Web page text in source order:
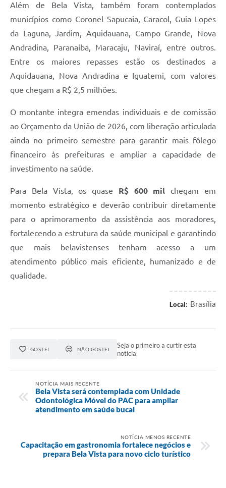
Além de Bela Vista, também foram contemplados
municípios como Coronel Sapucaia, Caracol, Guia Lopes
da Laguna, Jardim, Aquidauana, Campo Grande, Nova
Andradina, Paranaíba, Maracaju, Naviraí, entre outros.
Entre os maiores repasses estão os destinados a
Aquidauana, Nova Andradina e Iguatemi, com valores
que chegam a R$ 2,5 milhões.
O montante integra emendas individuais e de comissão
ao Orçamento da União de 2026, com liberação articulada
ainda no primeiro semestre para garantir mais fôlego
financeiro às prefeituras e ampliar a capacidade de
investimento na saúde.
Para Bela Vista, os quase R$ 600 mil chegam em
momento estratégico e deverão contribuir diretamente
para o aprimoramento da assistência aos moradores,
fortalecendo a estrutura da saúde municipal e garantindo
que mais belavistenses tenham acesso a um
atendimento público mais eficiente, humanizado e de
qualidade.
Local: Brasília
GOSTEI NÃO GOSTEI
Seja o primeiro a curtir esta
notícia.
NOTÍCIA MAIS RECENTE
Bela Vista será contemplada com Unidade
Odontológica Móvel do PAC para ampliar
atendimento em saúde bucal
NOTÍCIA MENOS RECENTE
Capacitação em gastronomia fortalece negócios e
prepara Bela Vista para novo ciclo turístico